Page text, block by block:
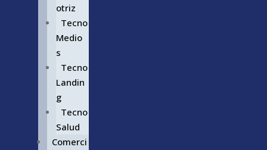
otriz
Tecno
Medio
s
Tecno
Landin
g
Tecno
Salud
Comerci